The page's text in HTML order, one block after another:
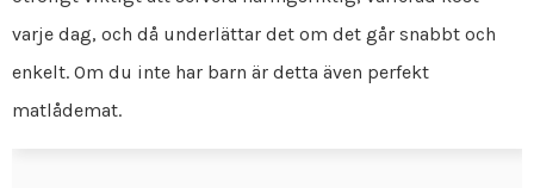
varje dag, och då underlättar det om det går snabbt och
enkelt. Om du inte har barn är detta även perfekt
matlådemat.